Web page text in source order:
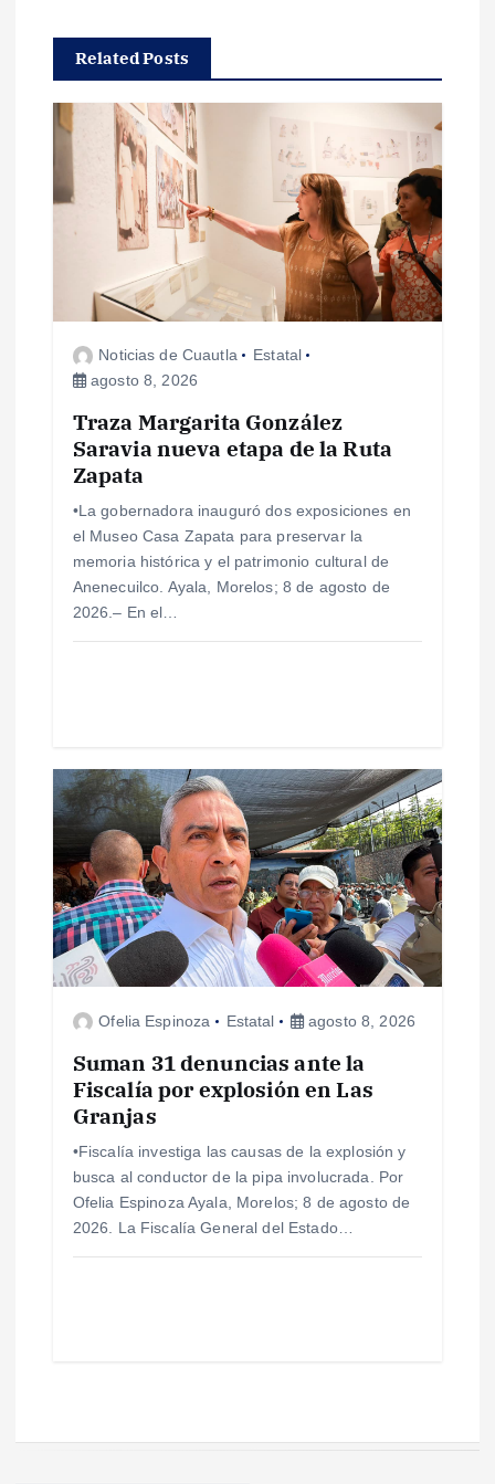
a
c
ó
s
Related Posts
Noticias de Cuautla
Estatal
agosto 8, 2026
Traza Margarita González
Saravia nueva etapa de la Ruta
Zapata
•La gobernadora inauguró dos exposiciones en
el Museo Casa Zapata para preservar la
memoria histórica y el patrimonio cultural de
Anenecuilco. Ayala, Morelos; 8 de agosto de
2026.– En el…
Ofelia Espinoza Estatal agosto 8, 2026
Suman 31 denuncias ante la
Fiscalía por explosión en Las
Granjas
•Fiscalía investiga las causas de la explosión y
busca al conductor de la pipa involucrada. Por
Ofelia Espinoza Ayala, Morelos; 8 de agosto de
2026. La Fiscalía General del Estado…